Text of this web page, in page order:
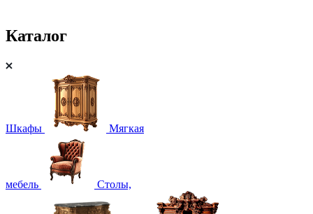
Каталог
Шкафы Мягкая
мебель Столы,